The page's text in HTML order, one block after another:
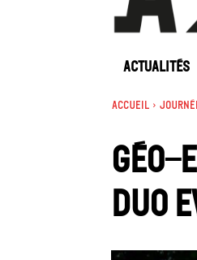
ACTUALITÉS
Accueil
Géo-
Duo